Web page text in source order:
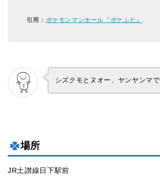
引用： ポケモンマンホール『ポケふた』
シズクモとヌオー、ヤンヤンマで
場所
JR土讃線日下駅前